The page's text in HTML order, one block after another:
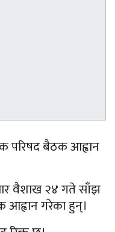
परिषद बैठक आह्वान
वैशाख २४ गते साँझ
आह्वान गरेका हुन्।